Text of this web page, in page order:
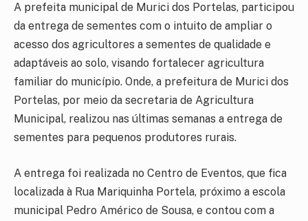
A prefeita municipal de Murici dos Portelas, participou
da entrega de sementes com o intuito de ampliar o
acesso dos agricultores a sementes de qualidade e
adaptáveis ao solo, visando fortalecer agricultura
familiar do município. Onde, a prefeitura de Murici dos
Portelas, por meio da secretaria de Agricultura
Municipal, realizou nas últimas semanas a entrega de
sementes para pequenos produtores rurais.
A entrega foi realizada no Centro de Eventos, que fica
localizada à Rua Mariquinha Portela, próximo a escola
municipal Pedro Américo de Sousa, e contou com a